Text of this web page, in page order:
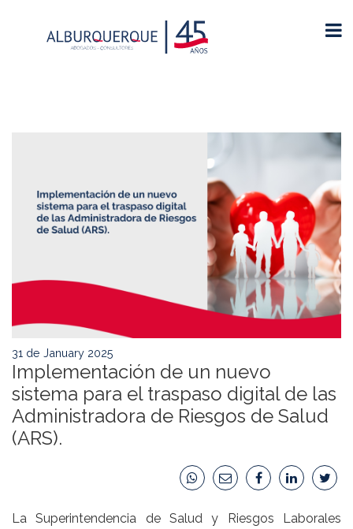
31 de January 2025
Implementación de un nuevo
sistema para el traspaso digital de las
Administradora de Riesgos de Salud
(ARS).
La Superintendencia de Salud y Riesgos Laborales